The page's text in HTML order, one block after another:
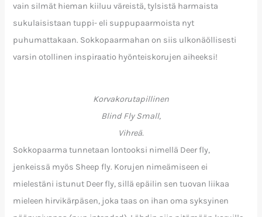
vain silmät hieman kiiluu väreistä, tylsistä harmaista
sukulaisistaan tuppi- eli suppupaarmoista nyt
puhumattakaan. Sokkopaarmahan on siis ulkonäöllisesti
varsin otollinen inspiraatio hyönteiskorujen aiheeksi!
Korvakorutapillinen
Blind Fly Small,
Vihreä.
Sokkopaarma tunnetaan lontooksi nimellä Deer fly,
jenkeissä myös Sheep fly. Korujen nimeämiseen ei
mielestäni istunut Deer fly, sillä epäilin sen tuovan liikaa
mieleen hirvikärpäsen, joka taas on ihan oma syksyinen